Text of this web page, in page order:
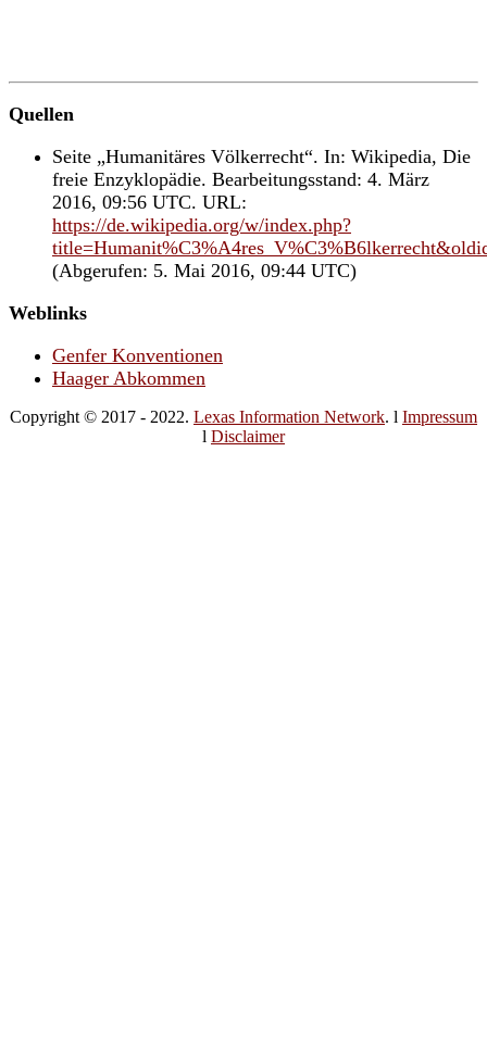
Quellen
Seite „Humanitäres Völkerrecht“. In: Wikipedia, Die
freie Enzyklopädie. Bearbeitungsstand: 4. März
2016, 09:56 UTC. URL:
https://de.wikipedia.org/w/index.php?
(Abgerufen: 5. Mai 2016, 09:44 UTC)
Weblinks
Genfer Konventionen
Haager Abkommen
Copyright © 2017 - 2022. Lexas Information Network. l Impressum
l Disclaimer